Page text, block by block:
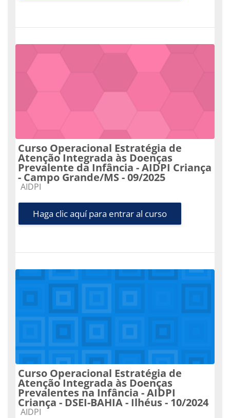
Curso Operacional Estratégia de
Atenção Integrada às Doenças
Prevalente da Infância - AIDPI Criança
- Campo Grande/MS - 09/2025
Categoría de cursos
AIDPI
Haga clic aquí para entrar al curso
Curso Operacional Estratégia de
Atenção Integrada às Doenças
Prevalentes na Infância - AIDPI
Criança - DSEI-BAHIA - Ilhéus - 10/2024
Categoría de cursos
AIDPI